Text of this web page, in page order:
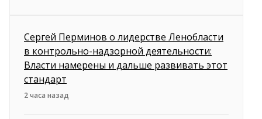
Сергей Перминов о лидерстве Ленобласти
в контрольно-надзорной деятельности:
Власти намерены и дальше развивать этот
стандарт
2 часа назад